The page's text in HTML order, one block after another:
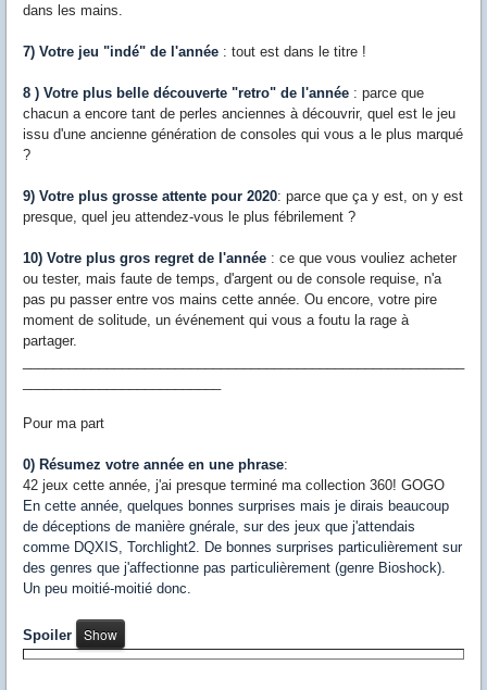
dans les mains.
7) Votre jeu "indé" de l'année : tout est dans le titre !
8 ) Votre plus belle découverte "retro" de l'année : parce que
chacun a encore tant de perles anciennes à découvrir, quel est le jeu
issu d'une ancienne génération de consoles qui vous a le plus marqué
?
9) Votre plus grosse attente pour 2020: parce que ça y est, on y est
presque, quel jeu attendez-vous le plus fébrilement ?
10) Votre plus gros regret de l'année : ce que vous vouliez acheter
ou tester, mais faute de temps, d'argent ou de console requise, n'a
pas pu passer entre vos mains cette année. Ou encore, votre pire
moment de solitude, un événement qui vous a foutu la rage à
partager.
Pour ma part
0) Résumez votre année en une phrase:
42 jeux cette année, j'ai presque terminé ma collection 360! GOGO
En cette année, quelques bonnes surprises mais je dirais beaucoup
de déceptions de manière gnérale, sur des jeux que j'attendais
comme DQXIS, Torchlight2. De bonnes surprises particulièrement sur
des genres que j'affectionne pas particulièrement (genre Bioshock).
Un peu moitié-moitié donc.
Spoiler